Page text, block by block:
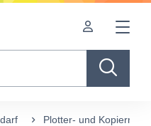
Plotter- und